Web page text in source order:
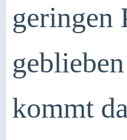
geringen
kommt da